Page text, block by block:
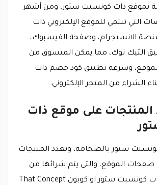
بموقع ذات كونسبت ستور، ومن أشهر
التي تنتمي للموقع الإلكتروني ذات
الانستجرام، وصفحة الفيسبوك،
التيك توك، مما يمكن المتسوق من
وسرعة تطبيق كود خصم ذات
الشراء من المتجر الإلكتروني.
المنتجات على موقع ذات
ستور بالضخامة، وتعدد المنتجات
صفحات الموقع، والتي يتم شرائها من
خلال كود خصم ذات كونسبت ستور او كوبون That Concept